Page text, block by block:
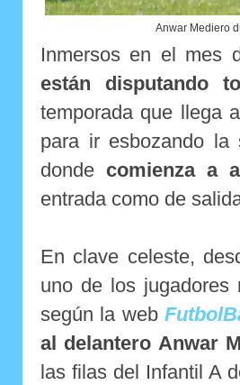
Anwar Mediero
Inmersos en el mes
están disputando
temporada que llega
para ir esbozando la
donde comienza a
entrada como de
En clave celeste,
uno de los jugadores
según la web
al delantero Anwar
las filas del Infantil A